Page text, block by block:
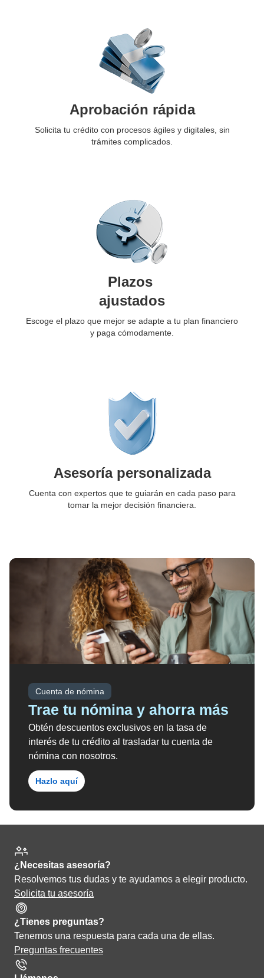
Aprobación rápida
Solicita tu crédito con procesos ágiles y digitales, sin
trámites complicados.
Plazos
ajustados
Escoge el plazo que mejor se adapte a tu plan financiero
y paga cómodamente.
Asesoría personalizada
Cuenta con expertos que te guiarán en cada paso para
tomar la mejor decisión financiera.
Cuenta de nómina
Trae tu nómina y ahorra más
Obtén descuentos exclusivos en la tasa de
interés de tu crédito al trasladar tu cuenta de
nómina con nosotros.
Hazlo aquí
¿Necesitas asesoría?
Resolvemos tus dudas y te ayudamos a elegir producto.
Solicita tu asesoría
¿Tienes preguntas?
Tenemos una respuesta para cada una de ellas.
Preguntas frecuentes